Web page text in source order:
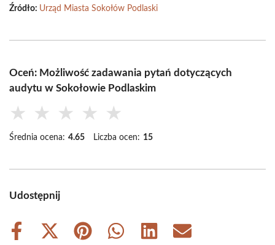
Źródło: Urząd Miasta Sokołów Podlaski
Oceń: Możliwość zadawania pytań dotyczących
audytu w Sokołowie Podlaskim
★ ★ ★ ★ ★
Średnia ocena: 4.65 Liczba ocen: 15
Udostępnij
Share
Share
Share
Share
Share
Share